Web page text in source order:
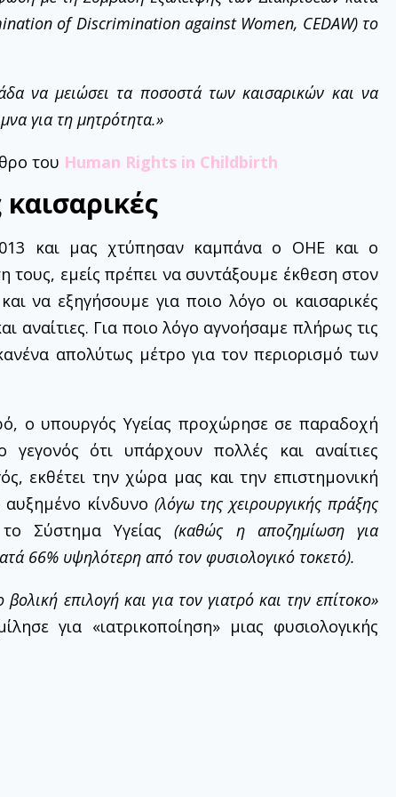
of Discrimination against Women, CEDAW) το
να μειώσει τα ποσοστά των καισαρικών και να
για τη μητρότητα.»
του Human Rights in Childbirth
και μας χτύπησαν καμπάνα ο ΟΗΕ και ο
τους, εμείς πρέπει να συντάξουμε έκθεση στον
να εξηγήσουμε για ποιο λόγο οι καισαρικές
αναίτιες. Για ποιο λόγο αγνοήσαμε πλήρως τις
απολύτως μέτρο για τον περιορισμό των
ο υπουργός Υγείας προχώρησε σε παραδοχή
γεγονός ότι υπάρχουν πολλές και αναίτιες
εκθέτει την χώρα μας και την επιστημονική
αυξημένο κίνδυνο (λόγω της χειρουργικής πράξης
το Σύστημα Υγείας(καθώς η αποζημίωση για
66% υψηλότερη από τον φυσιολογικό τοκετό).
επιλογή και για τον γιατρό και την επίτοκο»
για «ιατρικοποίηση» μιας φυσιολογικής